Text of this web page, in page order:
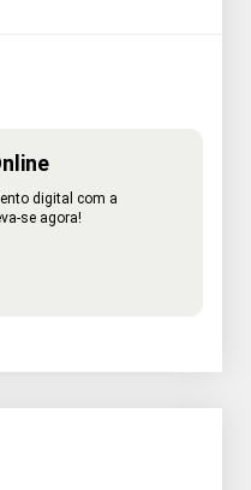
digital com a
se agora!